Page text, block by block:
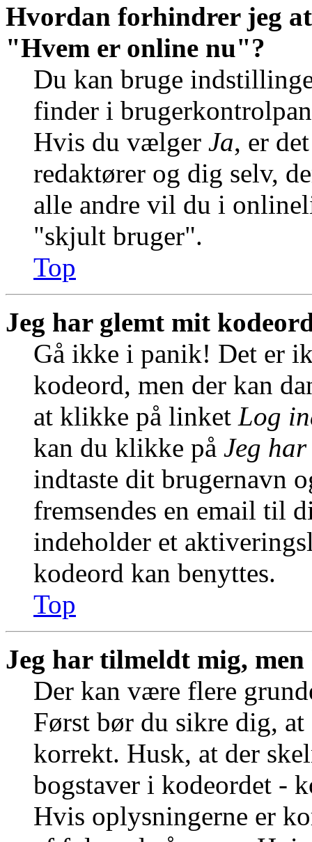
Hvordan forhindrer jeg
"Hvem er online nu"?
Du kan bruge
finder i
Hvis du vælger Ja, er
redaktører og dig selv,
alle andre vil du i
"skjult bruger".
Top
Jeg har glemt mit
Gå ikke i panik! Det er
kodeord, men der kan
at klikke på linket Log
kan du klikke på Jeg
indtaste dit brugernavn
fremsendes en email til
indeholder et
kodeord kan benyttes.
Top
Jeg har tilmeldt mig,
Der kan være flere
Først bør du sikre dig,
korrekt. Husk, at der
bogstaver i kodeordet -
Hvis oplysningerne er